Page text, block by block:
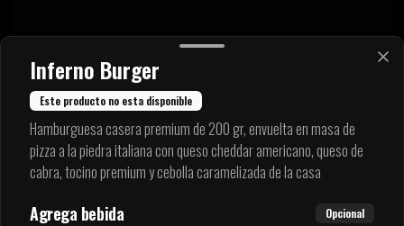
Inferno Burger
Este producto no esta disponible
Hamburguesa casera premium de 200 gr, envuelta en masa de
pizza a la piedra italiana con queso cheddar americano, queso de
cabra, tocino premium y cebolla caramelizada de la casa
Agrega bebida Opcional